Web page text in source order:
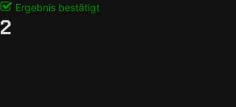
Ergebnis bestätigt
2